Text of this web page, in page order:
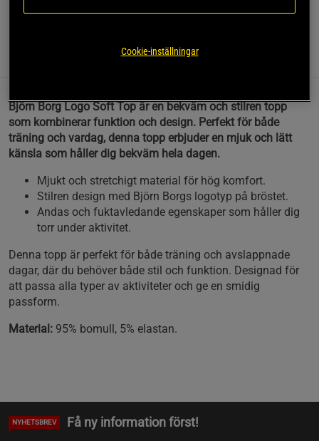
Recensioner
Björn Borg Logo Soft Top är en bekväm och stilren topp
som kombinerar funktion och design. Perfekt för både
träning och vardag, denna topp erbjuder en mjuk och lätt
känsla som håller dig bekväm hela dagen.
Mjukt och stretchigt material för hög komfort.
Stilren design med Björn Borgs logotyp på bröstet.
Andas och fuktavledande egenskaper som håller dig
torr under aktivitet.
Denna topp är perfekt för både träning och avslappnade
dagar, där du behöver både stil och funktion. Designad för
att passa alla typer av aktiviteter och ge en smidig
passform.
Material: 95% bomull, 5% elastan.
NYHETSBREV Få ny information först!
Cookie-inställningar